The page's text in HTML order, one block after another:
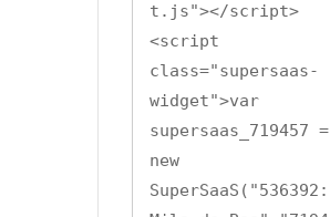
t.js"></script>
<script
class="supersaas-
widget">var
supersaas_719457 =
new
SuperSaaS("536392: